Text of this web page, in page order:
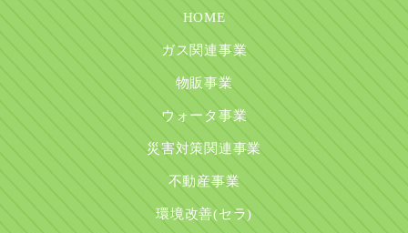
HOME
ガス関連事業
物販事業
ウォータ事業
災害対策関連事業
不動産事業
環境改善(セラ)